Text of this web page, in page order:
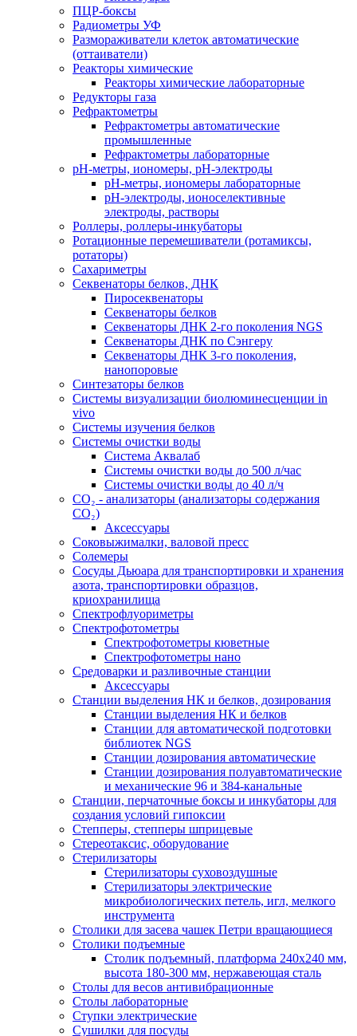
ПЦР-боксы
Радиометры УФ
Размораживатели клеток автоматические
(оттаиватели)
Реакторы химические
Реакторы химические лабораторные
Редукторы газа
Рефрактометры
Рефрактометры автоматические
промышленные
Рефрактометры лабораторные
рН-метры, иономеры, рН-электроды
рН-метры, иономеры лабораторные
рН-электроды, ионоселективные
электроды, растворы
Роллеры, роллеры-инкубаторы
Ротационные перемешиватели (ротамиксы,
ротаторы)
Сахариметры
Секвенаторы белков, ДНК
Пиросеквенаторы
Секвенаторы белков
Секвенаторы ДНК 2-го поколения NGS
Секвенаторы ДНК по Сэнгеру
Секвенаторы ДНК 3-го поколения,
нанопоровые
Синтезаторы белков
Системы визуализации биолюминесценции in
vivo
Системы изучения белков
Системы очистки воды
Система Аквалаб
Системы очистки воды до 500 л/час
Системы очистки воды до 40 л/ч
СО₂ - анализаторы (анализаторы содержания
СО₂)
Аксессуары
Соковыжималки, валовой пресс
Солемеры
Сосуды Дьюара для транспортировки и хранения
азота, транспортировки образцов,
криохранилища
Спектрофлуориметры
Спектрофотометры
Спектрофотометры кюветные
Спектрофотометры нано
Средоварки и разливочные станции
Аксессуары
Станции выделения НК и белков, дозирования
Станции выделения НК и белков
Станции для автоматической подготовки
библиотек NGS
Станции дозирования автоматические
Станции дозирования полуавтоматические
и механические 96 и 384-канальные
Станции, перчаточные боксы и инкубаторы для
создания условий гипоксии
Степперы, степперы шприцевые
Стереотаксис, оборудование
Стерилизаторы
Стерилизаторы суховоздушные
Стерилизаторы электрические
микробиологических петель, игл, мелкого
инструмента
Столики для засева чашек Петри вращающиеся
Столики подъемные
Столик подъемный, платформа 240х240 мм,
высота 180-300 мм, нержавеющая сталь
Столы для весов антивибрационные
Столы лабораторные
Ступки электрические
Сушилки для посуды